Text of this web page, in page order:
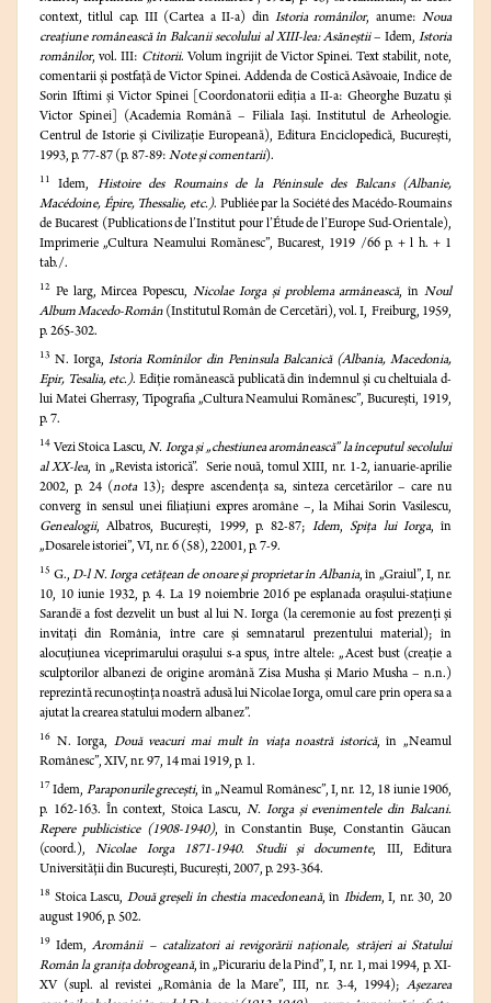
context, titlul cap. III (Cartea a II-a) din Istoria românilor, anume:Noua
creaţiune românească în Balcanii secolului al XIII-lea: Asăneştii– Idem,Istoria
românilor, vol. III: Ctitorii. Volum îngrijit de Victor Spinei. Text stabilit, note,
comentarii şi postfaţă de Victor Spinei. Addenda de Costică Asăvoaie, Indice de
Sorin Iftimi şi Victor Spinei [Coordonatorii ediţia a II-a: Gheorghe Buzatu şi
Victor Spinei] (Academia Română – Filiala Iaşi. Institutul de Arheologie.
Centrul de Istorie şi Civilizaţie Europeană), Editura Enciclopedică, Bucureşti,
1993, p. 77-87 (p. 87-89: Note şi comentarii).
11 Idem,
Histoire des Roumains de la Péninsule des Balcans (Albanie,
Macédoine, Épire, Thessalie, etc.). Publiée par la Société des Macédo-Roumains
de Bucarest (Publications de l’Institut pour l’Étude de l’Europe Sud-Orientale),
Imprimerie „Cultura Neamului Romănesc”, Bucarest, 1919 /66 p. + l h. + 1
tab./.
12 Pe larg, Mircea Popescu,Nicolae Iorga şi problema armânească, înNoul
Album Macedo-Român (Institutul Român de Cercetări), vol. I, Freiburg, 1959,
p. 265-302.
13 N. Iorga,Istoria Romînilor din Peninsula Balcanică (Albania, Macedonia,
Epir, Tesalia, etc.). Ediţie romănească publicată din îndemnul şi cu cheltuiala d-
lui Matei Gherrasy, Tipografia „Cultura Neamului Romănesc”, Bucureşti, 1919,
p. 7.
14 Vezi Stoica Lascu,N. Iorga şi „chestiunea aromânească” la începutul secolului
al XX-lea, în „Revista istorică”. Serie nouă, tomul XIII, nr. 1-2, ianuarie-aprilie
2002, p. 24 (nota 13); despre ascendenţa sa, sinteza cercetărilor – care nu
converg în sensul unei filiaţiuni expres aromâne –, la Mihai Sorin Vasilescu,
Genealogii, Albatros, Bucureşti, 1999, p. 82-87;Idem, Spiţa lui Iorga, în
„Dosarele istoriei”, VI, nr. 6 (58), 22001, p. 7-9.
15 G.,D-l N. Iorga cetăţean de onoare şi proprietar în Albania, în „Graiul”, I, nr.
10, 10 iunie 1932, p. 4. La 19 noiembrie 2016 pe esplanada oraşului-staţiune
Sarandë a fost dezvelit un bust al lui N. Iorga (la ceremonie au fost prezenţi şi
invitaţi din România, între care şi semnatarul prezentului material); în
alocuţiunea viceprimarului oraşului s-a spus, între altele: „Acest bust (creaţie a
sculptorilor albanezi de origine aromână Zisa Musha și Mario Musha – n.n.)
reprezintă recunoştinţa noastră adusă lui Nicolae Iorga, omul care prin opera sa a
ajutat la crearea statului modern albanez”.
16 N. Iorga, Două veacuri mai mult în viaţa noastră istorică, în „Neamul
Românesc”, XIV, nr. 97, 14 mai 1919, p. 1.
17 Idem, Paraponurile greceşti, în „Neamul Românesc”, I, nr. 12, 18 iunie 1906,
p. 162-163. În context, Stoica Lascu, N. Iorga şi evenimentele din Balcani.
Repere publicistice (1908-1940), în Constantin Buşe, Constantin Găucan
(coord.),Nicolae Iorga 1871-1940. Studii şi documente, III, Editura
Universităţii din Bucureşti, Bucureşti, 2007, p. 293-364.
18 Stoica Lascu, Două greşeli în chestia macedoneană, în Ibidem, I, nr. 30, 20
august 1906, p. 502.
19 Idem,Aromânii – catalizatori ai revigorării naţionale, străjeri ai Statului
Român la graniţa dobrogeană, în „Picurariu de la Pind”, I, nr. 1, mai 1994, p. XI-
XV (supl. al revistei „România de la Mare”, III, nr. 3-4, 1994); Aşezarea